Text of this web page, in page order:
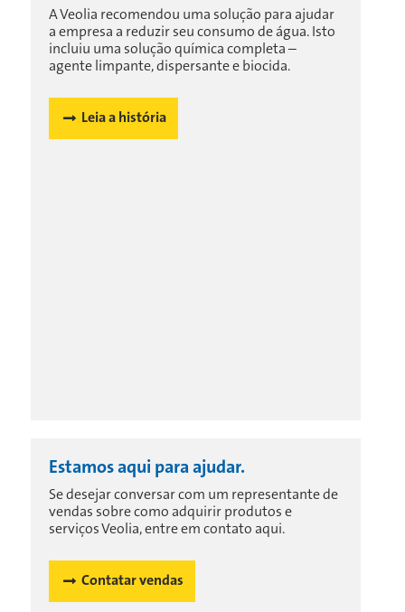
A Veolia recomendou uma solução para ajudar
a empresa a reduzir seu consumo de água. Isto
incluiu uma solução química completa –
agente limpante, dispersante e biocida.
Leia a história
Estamos aqui para ajudar.
Se desejar conversar com um representante de
vendas sobre como adquirir produtos e
serviços Veolia, entre em contato aqui.
Contatar vendas